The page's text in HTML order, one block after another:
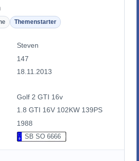
Themenstarter
Steven
147
18.11.2013
Golf 2 GTI 16v
1.8 GTI 16V 102KW 139PS
1988
SB SO 6666